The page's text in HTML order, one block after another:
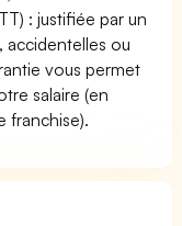
: justifiée par un
accidentelles ou
vous permet
salaire (en
franchise).